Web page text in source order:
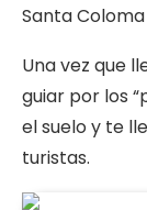
Santa
Una vez que
guiar por los
el suelo y te
turistas.